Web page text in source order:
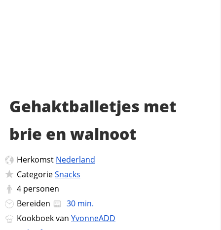
Gehaktballetjes met
brie en walnoot
Herkomst Nederland
CategorieSnacks
4 personen
Bereiden
30 min.
Kookboek van YvonneADD